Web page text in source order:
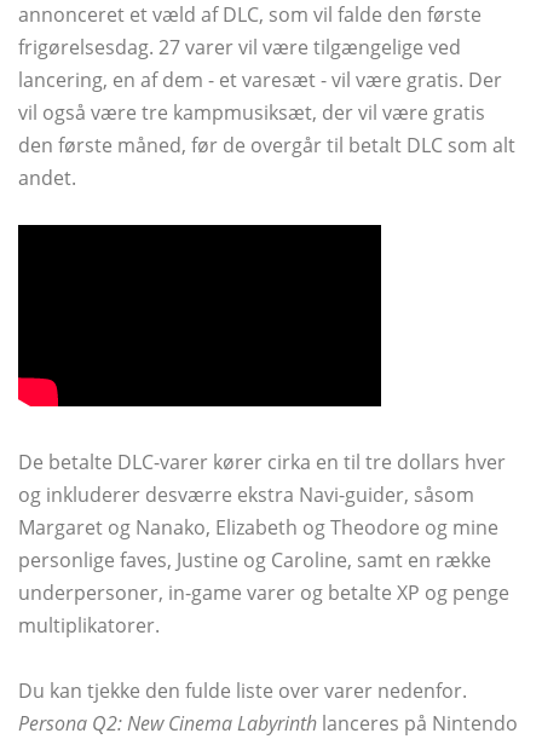
annonceret et væld af DLC, som vil falde den første
frigørelsesdag. 27 varer vil være tilgængelige ved
lancering, en af ​​dem - et varesæt - vil være gratis. Der
vil også være tre kampmusiksæt, der vil være gratis
den første måned, før de overgår til betalt DLC som alt
andet.
De betalte DLC-varer kører cirka en til tre dollars hver
og inkluderer desværre ekstra Navi-guider, såsom
Margaret og Nanako, Elizabeth og Theodore og mine
personlige faves, Justine og Caroline, samt en række
underpersoner, in-game varer og betalte XP og penge
multiplikatorer.
Du kan tjekke den fulde liste over varer nedenfor.
Persona Q2: New Cinema Labyrinth lanceres på Nintendo